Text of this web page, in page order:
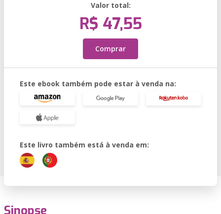
Valor total:
R$ 47,55
Comprar
Este ebook também pode estar à venda na:
Este livro também está à venda em:
Sinopse